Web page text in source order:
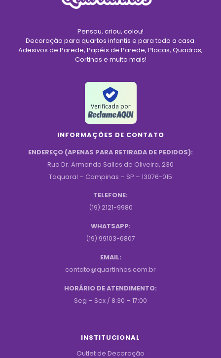
Pensou, criou, colou!
Decoração para quartos infantis e para toda a casa.
Adesivos de Parede, Papéis de Parede, Placas, Quadros,
Cortinas e muito mais!
Verificada por
INFORMAÇÕES DE CONTATO
ENDEREÇO (APENAS PARA RETIRADA DE PEDIDOS):
Rua Dr. Armando Salles de Oliveira, 230
Taquaral – Campinas – SP – 13076-015
TELEFONE:
(19) 2121-9980
WHATSAPP:
(19) 99103-6807
EMAIL:
contato@quartinhos.com.br
HORÁRIO DE ATENDIMENTO:
Seg – Sex / 8:30 – 17:00
INSTITUCIONAL
Outlet de Decoração